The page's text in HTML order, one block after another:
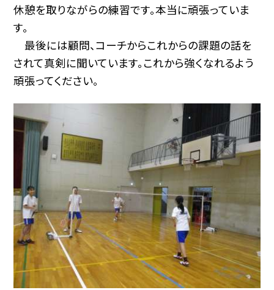
休憩を取りながらの練習です。本当に頑張っていま
す。
最後には顧問、コーチからこれからの課題の話を
されて真剣に聞いています。これから強くなれるよう
頑張ってください。